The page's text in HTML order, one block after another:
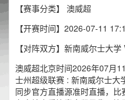
【赛事分类】 澳威超
【开赛时间】2026-07-11
【对阵双方】新南威尔士大
澳威超北京时间2026年07月
士州超级联赛 : 新南威尔士大
同步官方直播源准时直播，